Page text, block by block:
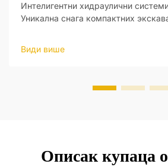
Интелигентни хидраулични
Уникална снага компактних
дизајнирани да реагују на улаз
Види више
Описак купаца